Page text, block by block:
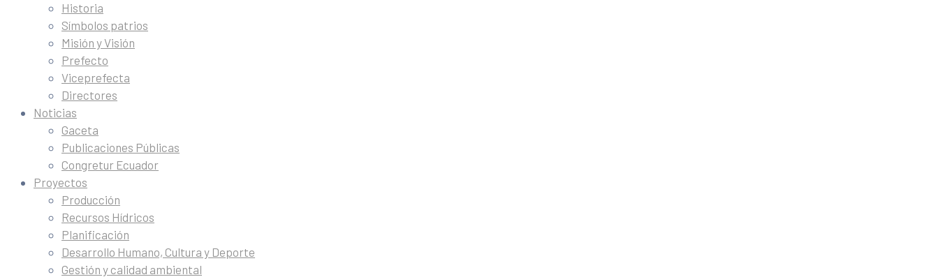
Historia
Símbolos patrios
Misión y Visión
Prefecto
Viceprefecta
Directores
Noticias
Gaceta
Publicaciones Públicas
Congretur Ecuador
Proyectos
Producción
Recursos Hídricos
Planificación
Desarrollo Humano, Cultura y Deporte
Gestión y calidad ambiental